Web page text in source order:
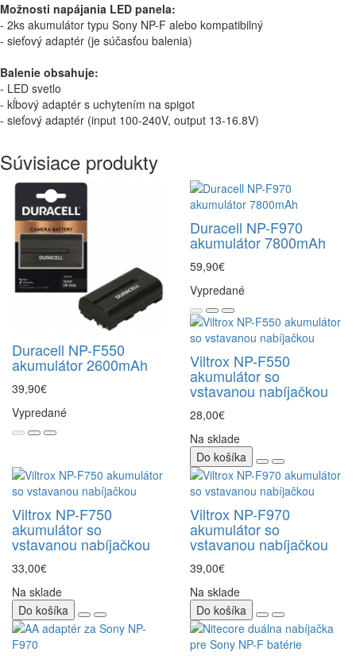
Možnosti napájania LED panela:
- 2ks akumulátor typu Sony NP-F alebo kompatibilný
- sieťový adaptér (je súčasťou balenia)
Balenie obsahuje:
- LED svetlo
- kĺbový adaptér s uchytením na spigot
- sieťový adaptér (input 100-240V, output 13-16.8V)
Súvisiace produkty
Duracell NP-F550
akumulátor 2600mAh
39,90€
Vypredané
Duracell NP-F970
akumulátor 7800mAh
59,90€
Vypredané
Viltrox NP-F550
akumulátor so
vstavanou nabíjačkou
28,00€
Na sklade
Do košíka
Viltrox NP-F750
akumulátor so
vstavanou nabíjačkou
33,00€
Na sklade
Do košíka
Viltrox NP-F970
akumulátor so
vstavanou nabíjačkou
39,00€
Na sklade
Do košíka